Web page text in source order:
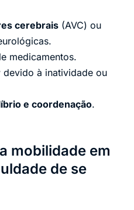
cerebrais (AVC) ou
medicamentos.
devido à inatividade ou
e coordenação.
mobilidade em
de se